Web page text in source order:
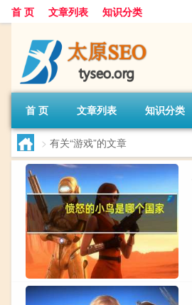
首 页 文章列表 知识分类
首 页 文章列表 知识分类
> 有关“游戏”的文章